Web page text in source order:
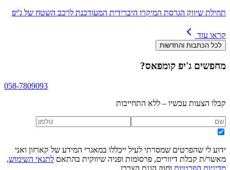
תחילת שיווק הגרסת המיקרו היברידית המעודכנת לרכב השטח של ג'יפ
קראו עוד
לכל הכתבות והחדשות
מחפשים ג'יפ קומפאס?
058-7809093
קבלו הצעות עכשיו – ללא התחייבות
ידוע לי שהפרטים שמסרתי לעיל ייכללו במאגרי המידע של קארזון ואני
מאשר/ת קבלת דיוורים, פרסומות ופניה שיווקית בהתאם לתנאי השימוש,
מדיניות הפרטיות וחוק הגנת הצרכן